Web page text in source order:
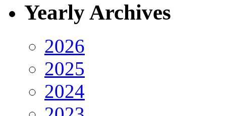
Yearly Archives
2026
2025
2024